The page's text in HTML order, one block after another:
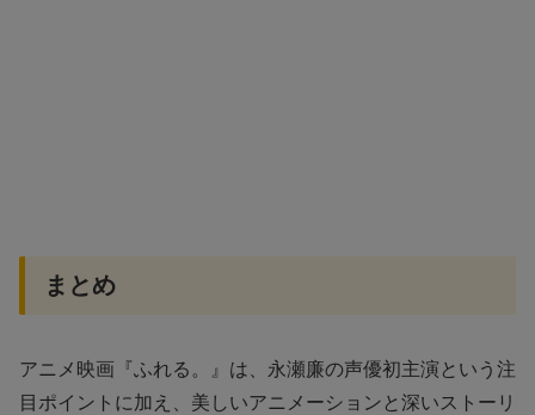
まとめ
アニメ映画『ふれる。』は、永瀬廉の声優初主演という注
目ポイントに加え、美しいアニメーションと深いストーリ